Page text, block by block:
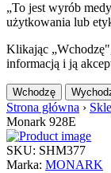
„To jest wyrób
użytkowania lub
Klikając
informacją i ją
Wchodzę
Strona główna ›
Monark 928E
SKU: SHM377
Marka: MONARK